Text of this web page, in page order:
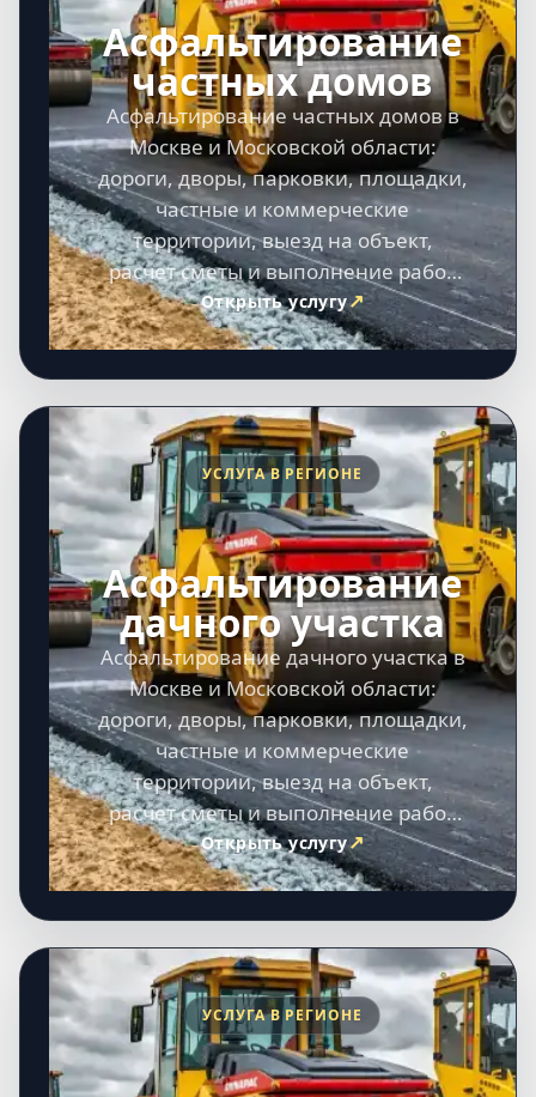
Асфальтирование
частных домов
Асфальтирование частных домов в
Москве и Московской области:
дороги, дворы, парковки, площадки,
частные и коммерческие
территории, выезд на объект,
расчет сметы и выполнение работ
под ключ.
Открыть услугу
УСЛУГА В РЕГИОНЕ
Асфальтирование
дачного участка
Асфальтирование дачного участка в
Москве и Московской области:
дороги, дворы, парковки, площадки,
частные и коммерческие
территории, выезд на объект,
расчет сметы и выполнение работ
под ключ.
Открыть услугу
УСЛУГА В РЕГИОНЕ